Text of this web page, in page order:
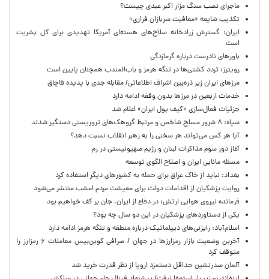
ماجرای نصب سنگ مزار اکبر عبدی چیست؟
تکذیب شایعه «معافیت سربازان فراری»
ایران: گسترش زرادخانه سلاح‌های هسته‌ای آمریکا تهدیدی برای کل بشریت
است
باورهای نادرست درباره گرمازدگی
رویترز: تردد کشتی‌ها در تنگه هرمز و باب‌المندب همچنان پایین است
مرزهای ایران زیر ذره‌بین اشراف اطلاعاتی/ مقابله جدی با پدیده قاچاق
خدمات اربعین در مرزها بدون وقفه ادامه دارد
جزئیات فعال‌سازی «کیف پول ایران» اعلام شد
سپاه: ۸ شرور مسلح شاخص و مرتبط گروهک‌های تروریستی دستگیر شدند
آیا هر کس می‌تواند هر سخنی را به رهبر انقلاب نسبت دهد؟
آغاز دور سوم مذاکرات لبنان و رژیم صهیونیستی در رم
مسئله مانایی ایران و اصلاح الگوی توسعه
بغداد: نباید از خاک عراق برای حمله به کشورهای دیگر استفاده کرد
روایت پزشکیان از اقدامات دولت برای معیشت مردم امشب منتشر می‌شود
فرمانده نیروی هوایی ارتش: در دفاع از ایران، جان بر کف خواهیم بود
یکی از دستاوردهای پزشکیان در این دو سال چه بود؟
اسلام‌آباد: رایزنی‌های دیپلماتیک درباره منطقه و تنگه هرمز ادامه دارد
آخرین وضعیت بازار رمزارزها در جهان / صرافی کوین‌بیس معاملات ۶ رمزارز را
متوقف کرد
آلمان صدرنشین حداقل دستمزد اروپا از نظر قدرت خرید شد